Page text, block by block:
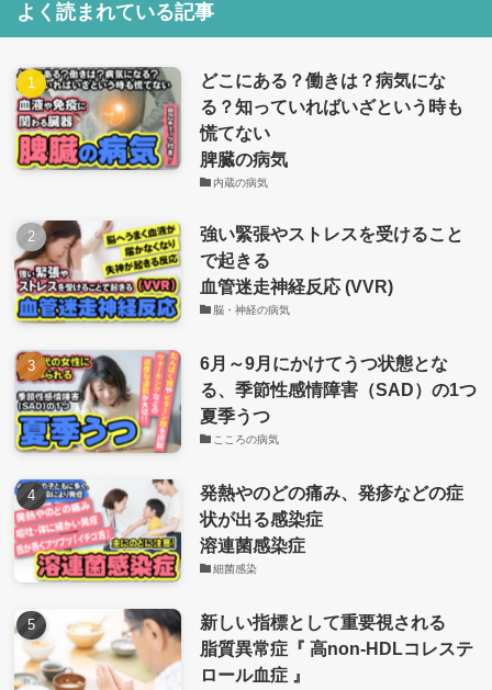
よく読まれている記事
どこにある？働きは？病気にな
る？知っていればいざという時も
慌てない
脾臓の病気
内蔵の病気
強い緊張やストレスを受けること
で起きる
血管迷走神経反応 (VVR)
脳・神経の病気
6月～9月にかけてうつ状態とな
る、季節性感情障害（SAD）の1つ
夏季うつ
こころの病気
発熱やのどの痛み、発疹などの症
状が出る感染症
溶連菌感染症
細菌感染
新しい指標として重要視される
脂質異常症『 高non-HDLコレステ
ロール血症 』